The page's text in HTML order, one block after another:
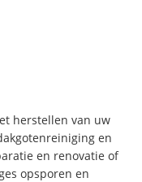
herstellen van uw
en
en renovatie of
opsporen en